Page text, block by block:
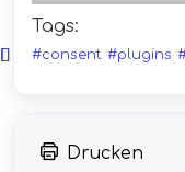
Tags:
#consent #plugins
Drucken